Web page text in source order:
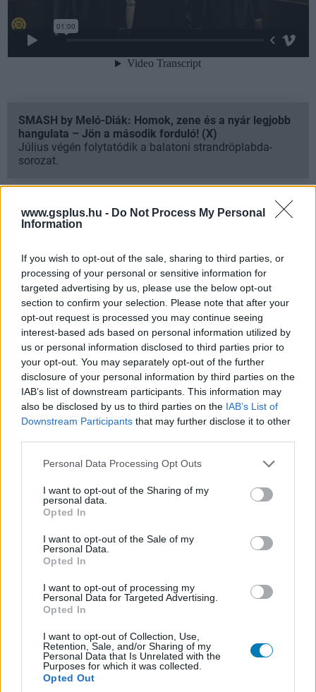
www.gsplus.hu - Do Not Process My Personal
Information
If you wish to opt-out of the sale, sharing to third parties, or
processing of your personal or sensitive information for
targeted advertising by us, please use the below opt-out
section to confirm your selection. Please note that after your
opt-out request is processed you may continue seeing
interest-based ads based on personal information utilized by
us or personal information disclosed to third parties prior to
your opt-out. You may separately opt-out of the further
disclosure of your personal information by third parties on the
IAB’s list of downstream participants. This information may
also be disclosed by us to third parties on the IAB’s List of
Downstream Participants that may further disclose it to other
Please note that this website/app uses one or more Google
not limited to your visit or usage behaviour. You may click to
grant or deny consent to Google and its third-party tags to
use your data for below specified purposes in below Google
consent section.
Personal Data Processing Opt Outs
I want to opt-out of the Sharing of my
personal data.
Opted In
I want to opt-out of the Sale of my
Personal Data.
Opted In
I want to opt-out of processing my
Personal Data for Targeted Advertising.
Opted In
I want to opt-out of Collection, Use,
Retention, Sale, and/or Sharing of my
Personal Data that Is Unrelated with the
Purposes for which it was collected.
Opted Out
SMASH by Meló-Diák: Homok, zene és a nyár legjobb
hangulata – Jön a második forduló! (X)
Július végén folytatódik a balatoni strandröplabda-
sorozat.
A Resident Evil 2 és Resident
Evil 3 remake-ből egyszer csak
eltűnt a ray tracing
2023 április 18. 06:01
funkciókat a két korábbi remake-ből, és
egyelőre nem kommentálta a dolgot.
Unmute Loaded:
21.86%
A Resident Evil 2 és a Resident Evil 3 új verziói ugyan
talán nem mentek akkorát, mint a Resident Evil 4
remake, de hatalmas sikernek örvendtek világszerte. Ez
azért is nagyon jó hír, mert így pillanatokon belül